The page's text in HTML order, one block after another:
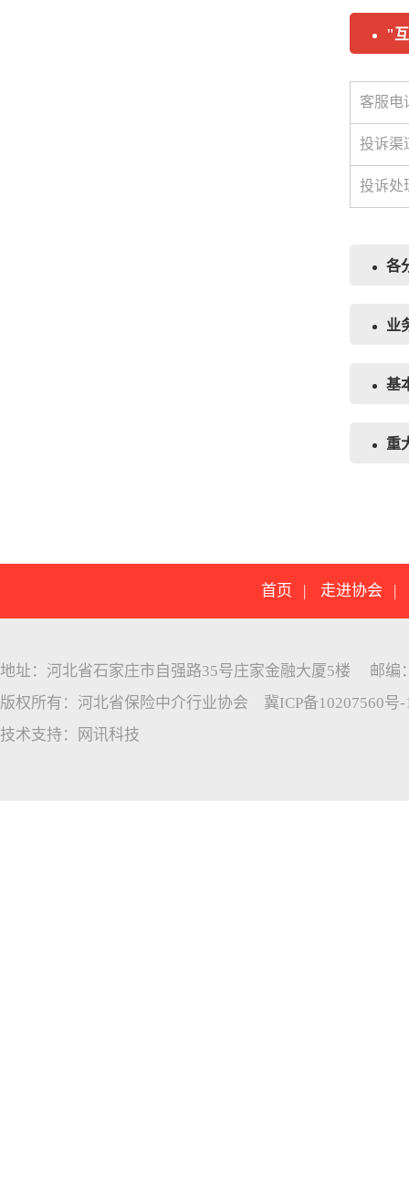
"
客服电
投诉渠
投诉处
各
业
基
重
首页 | 走进协会
地址：河北省石家庄市自强路35号庄家金融大厦5楼 邮编
版权所有：河北省保险中介行业协会 冀ICP备10207560号-
技术支持：
网讯科技